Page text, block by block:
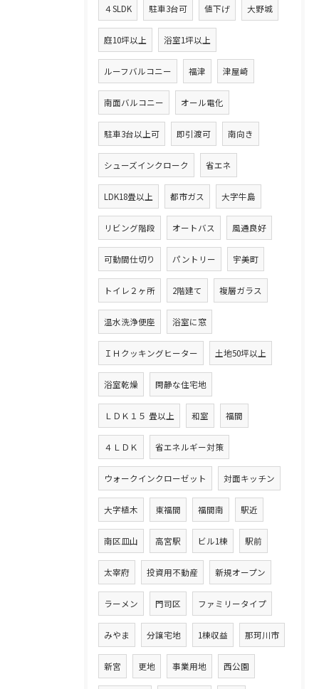
４SLDK 駐車3台可 値下げ 大野城
庭10坪以上 浴室1坪以上
ルーフバルコニー 福津 津屋崎
南面バルコニー オール電化
駐車3台以上可 即引渡可 南向き
シューズインクローク 省エネ
LDK18畳以上 都市ガス 大字牛島
リビング階段 オートバス 風通良好
可動間仕切り パントリー 宇美町
トイレ２ヶ所 2階建て 複層ガラス
温水洗浄便座 浴室に窓
ＩＨクッキングヒーター 土地50坪以上
浴室乾燥 閑静な住宅地
ＬＤＫ１５ 畳以上 和室 福間
４ＬＤＫ 省エネルギー対策
ウォークインクローゼット 対面キッチン
大字植木 東福間 福間南 駅近
南区皿山 高宮駅 ビル1棟 駅前
太宰府 投資用不動産 新規オープン
ラーメン 門司区 ファミリータイプ
みやま 分譲宅地 1棟収益 那珂川市
新宮 更地 事業用地 西公園